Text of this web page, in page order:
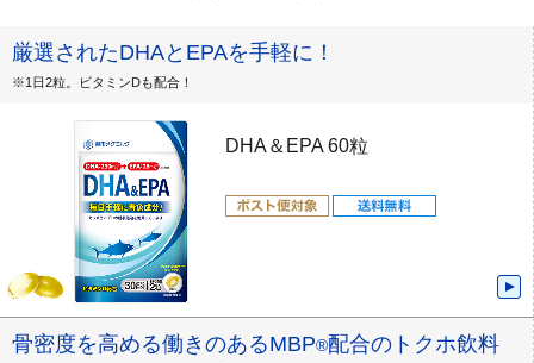
厳選されたDHAとEPAを手軽に！
※1日2粒。ビタミンDも配合！
DHA＆EPA 60粒
骨密度を高める働きのあるMBP®配合のトクホ飲料